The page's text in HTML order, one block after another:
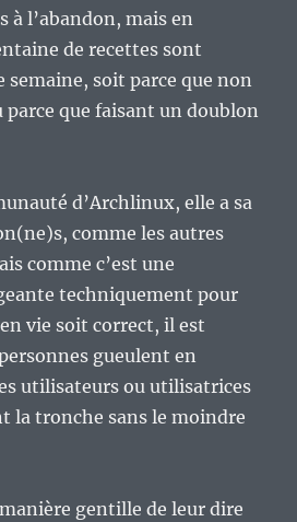
à l’abandon, mais en
de recettes sont
semaine, soit parce que non
que faisant un doublon
d’Archlinux, elle a sa
comme les autres
comme c’est une
techniquement pour
vie soit correct, il est
gueulent en
utilisateurs ou utilisatrices
la tronche sans le moindre
gentille de leur dire